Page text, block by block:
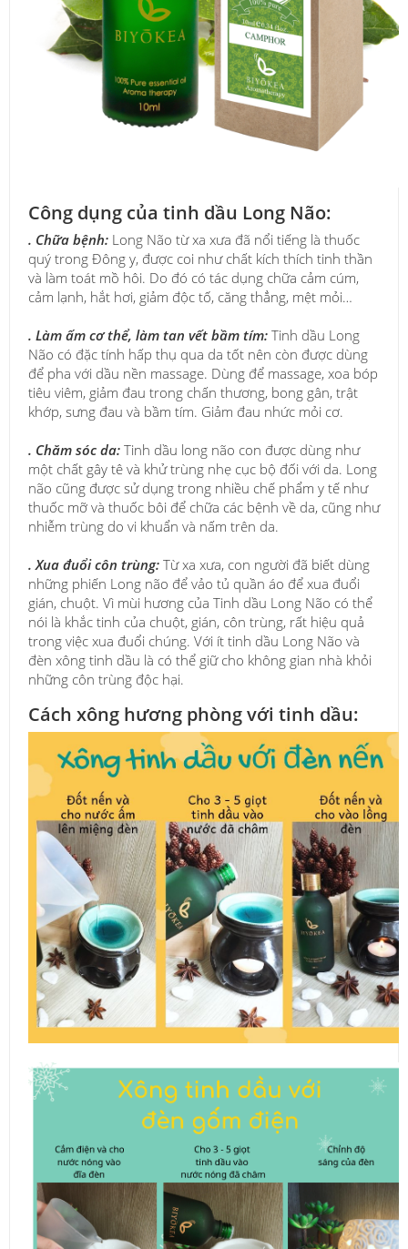
Công dụng của tinh dầu Long Não:
. Chữa bệnh: Long Não từ xa xưa đã nổi tiếng là thuốc
quý trong Đông y, được coi như chất kích thích tinh thần
và làm toát mồ hôi. Do đó có tác dụng chữa cảm cúm,
cảm lạnh, hắt hơi, giảm độc tố, căng thẳng, mệt mỏi…
. Làm ấm cơ thể, làm tan vết bầm tím: Tinh dầu Long
Não có đặc tính hấp thụ qua da tốt nên còn được dùng
để pha với dầu nền massage. Dùng để massage, xoa bóp
tiêu viêm, giảm đau trong chấn thương, bong gân, trật
khớp, sưng đau và bầm tím. Giảm đau nhức mỏi cơ.
. Chăm sóc da: Tinh dầu long não con được dùng như
một chất gây tê và khử trùng nhẹ cục bộ đối với da. Long
não cũng được sử dụng trong nhiều chế phẩm y tế như
thuốc mỡ và thuốc bôi để chữa các bệnh về da, cũng như
nhiễm trùng do vi khuẩn và nấm trên da.
. Xua đuổi côn trùng: Từ xa xưa, con người đã biết dùng
những phiến Long não để vảo tủ quần áo để xua đuổi
gián, chuột. Vì mùi hương của Tinh dầu Long Não có thể
nói là khắc tinh của chuột, gián, côn trùng, rất hiệu quả
trong việc xua đuổi chúng. Với ít tinh dầu Long Não và
đèn xông tinh dầu là có thể giữ cho không gian nhà khỏi
những côn trùng độc hại.
Cách xông hương phòng với tinh dầu: